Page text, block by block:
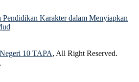
Pendidikan Karakter dalam Menyiapkan
10 TAPA, All Right Reserved.